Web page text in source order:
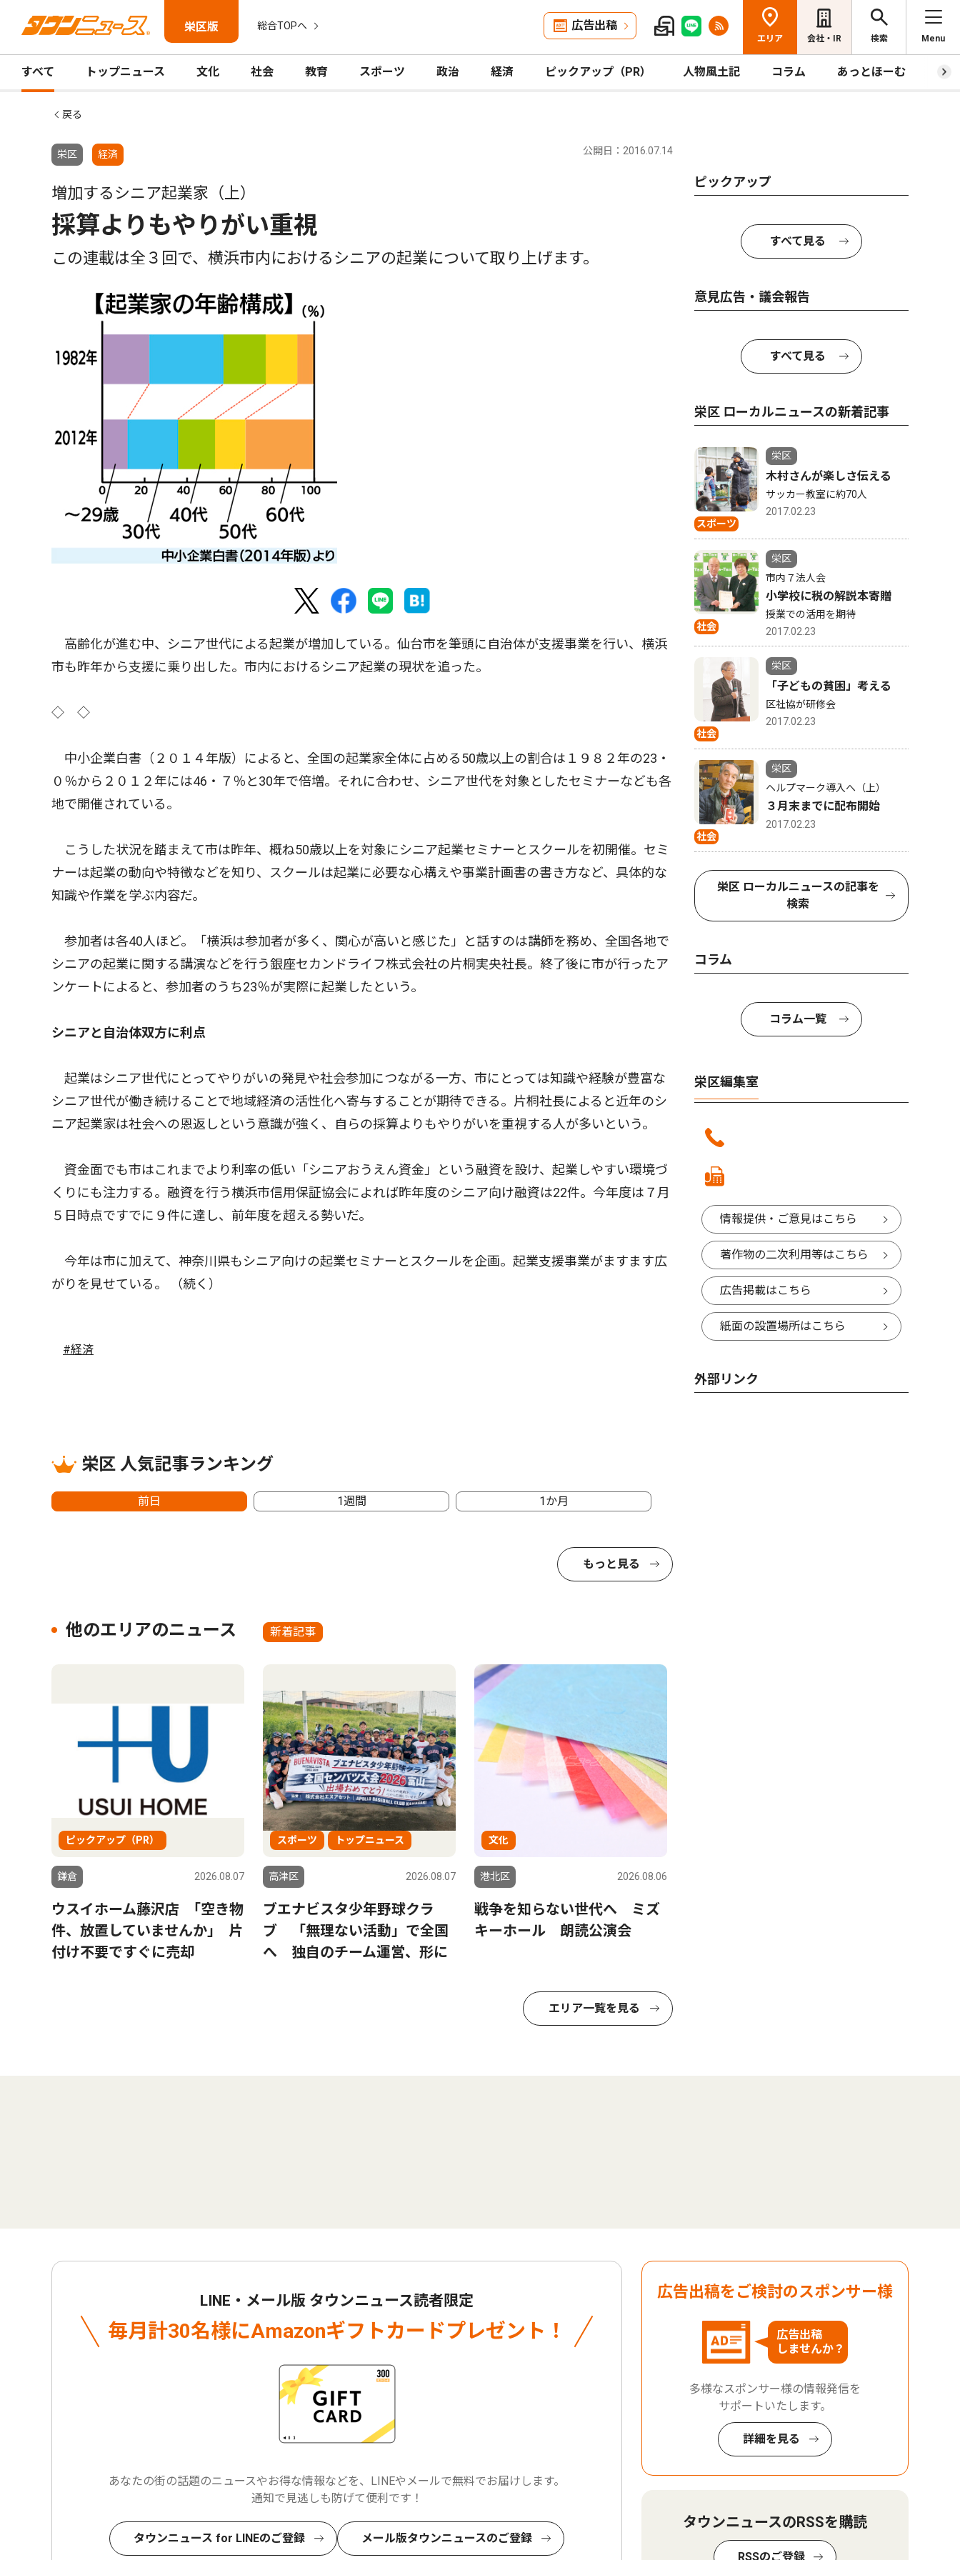
栄区版 総合TOPへ 広告出稿
エリア 会社・IR 検索 Menu
すべて トップニュース 文化 社会 教育 スポーツ 政治 経済 ピックアップ（PR） 人物風土記 コラム あっとほーむ プ
戻る
栄区 経済 公開日：2016.07.14
増加するシニア起業家（上）
採算よりもやりがい重視
この連載は全３回で、横浜市内におけるシニアの起業について取り上げます。
高齢化が進む中、シニア世代による起業が増加している。仙台市を筆頭に自治体が支援事業を行い、横浜
市も昨年から支援に乗り出した。市内におけるシニア起業の現状を追った。
◇ ◇
中小企業白書（２０１４年版）によると、全国の起業家全体に占める50歳以上の割合は１９８２年の23・
０％から２０１２年には46・７％と30年で倍増。それに合わせ、シニア世代を対象としたセミナーなども各
地で開催されている。
こうした状況を踏まえて市は昨年、概ね50歳以上を対象にシニア起業セミナーとスクールを初開催。セミ
ナーは起業の動向や特徴などを知り、スクールは起業に必要な心構えや事業計画書の書き方など、具体的な
知識や作業を学ぶ内容だ。
参加者は各40人ほど。「横浜は参加者が多く、関心が高いと感じた」と話すのは講師を務め、全国各地で
シニアの起業に関する講演などを行う銀座セカンドライフ株式会社の片桐実央社長。終了後に市が行ったア
ンケートによると、参加者のうち23％が実際に起業したという。
シニアと自治体双方に利点
起業はシニア世代にとってやりがいの発見や社会参加につながる一方、市にとっては知識や経験が豊富な
シニア世代が働き続けることで地域経済の活性化へ寄与することが期待できる。片桐社長によると近年のシ
ニア起業家は社会への恩返しという意識が強く、自らの採算よりもやりがいを重視する人が多いという。
資金面でも市はこれまでより利率の低い「シニアおうえん資金」という融資を設け、起業しやすい環境づ
くりにも注力する。融資を行う横浜市信用保証協会によれば昨年度のシニア向け融資は22件。今年度は７月
５日時点ですでに９件に達し、前年度を超える勢いだ。
今年は市に加えて、神奈川県もシニア向けの起業セミナーとスクールを企画。起業支援事業がますます広
がりを見せている。 （続く）
#経済
栄区 人気記事ランキング
前日 1週間 1か月
もっと見る
他のエリアのニュース 新着記事
ピックアップ（PR）
鎌倉 2026.08.07
ウスイホーム藤沢店 ｢空き物
件、放置していませんか｣ 片
付け不要ですぐに売却
スポーツ トップニュース
高津区 2026.08.07
ブエナビスタ少年野球クラ
ブ 「無理ない活動」で全国
へ 独自のチーム運営、形に
文化
港北区 2026.08.06
戦争を知らない世代へ ミズ
キーホール 朗読公演会
エリア一覧を見る
ピックアップ
すべて見る
意見広告・議会報告
すべて見る
栄区 ローカルニュースの新着記事
スポーツ
栄区
木村さんが楽しさ伝える
サッカー教室に約70人
2017.02.23
社会
栄区
市内７法人会
小学校に税の解説本寄贈
授業での活用を期待
2017.02.23
社会
栄区
「子どもの貧困」考える
区社協が研修会
2017.02.23
社会
栄区
ヘルプマーク導入へ（上）
３月末までに配布開始
2017.02.23
栄区 ローカルニュースの記事を
検索
コラム
コラム一覧
栄区編集室
情報提供・ご意見はこちら
著作物の二次利用等はこちら
広告掲載はこちら
紙面の設置場所はこちら
外部リンク
LINE・メール版 タウンニュース読者限定
毎月計30名様にAmazonギフトカードプレゼント！
あなたの街の話題のニュースやお得な情報などを、LINEやメールで無料でお届けします。
通知で見逃しも防げて便利です！
タウンニュース for LINEのご登録 メール版タウンニュースのご登録
広告出稿をご検討のスポンサー様
広告出稿
しませんか？
多様なスポンサー様の情報発信を
サポートいたします。
詳細を見る
タウンニュースのRSSを購読
RSSのご登録